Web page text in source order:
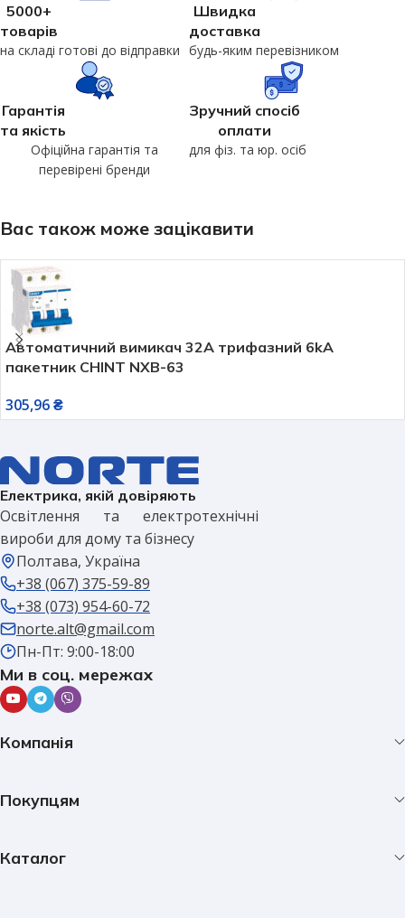
5000+
товарів
на складі готові до відправки
Швидка
доставка
будь-яким перевізником
Гарантія
та якість
Офіційна гарантія та
перевірені бренди
Зручний спосіб
оплати
для фіз. та юр. осіб
Вас також може зацікавити
Автоматичний вимикач 32А трифазний 6kA
пакетник CHINT NXB-63
305,96₴
Електрика, якій довіряють
Освітлення та електротехнічні
вироби для дому та бізнесу
Полтава, Україна
+38 (067) 375-59-89
+38 (073) 954-60-72
norte.alt@gmail.com
Пн-Пт: 9:00-18:00
Ми в соц. мережах
Компанія
Покупцям
Каталог